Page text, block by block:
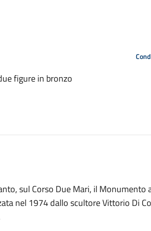
figure in bronzo
sul Corso Due Mari, il Monumento
nel 1974 dallo scultore Vittorio Di